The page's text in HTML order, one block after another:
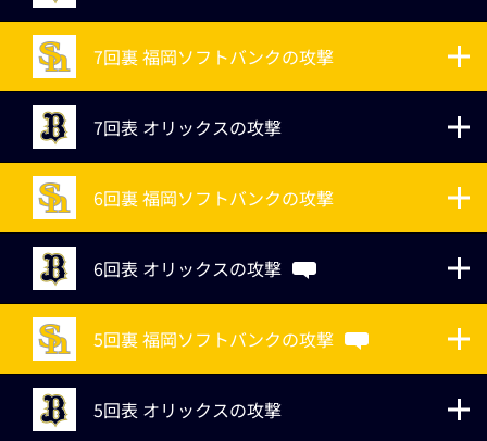
7回裏 福岡ソフトバンクの攻撃
7回表 オリックスの攻撃
6回裏 福岡ソフトバンクの攻撃
6回表 オリックスの攻撃
5回裏 福岡ソフトバンクの攻撃
5回表 オリックスの攻撃